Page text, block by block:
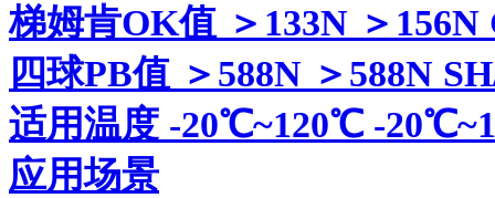
梯姆肯OK值 ＞133N ＞156N
四球PB值 ＞588N ＞588N
适用温度 -20℃~120℃ -
应用场景